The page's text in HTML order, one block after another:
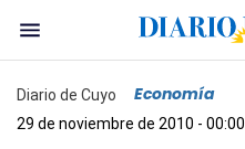
Diario de Cuyo Economía
29 de noviembre de 2010 - 00:00